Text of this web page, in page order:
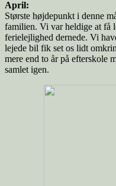
April:
Største højdepunkt i denne
familien. Vi var heldige at få
ferielejlighed dernede. Vi
lejede bil fik set os lidt
mere end to år på efterskole
samlet igen.